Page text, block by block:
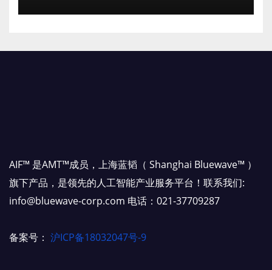
AIF™ 是AMT™成员，上海蓝韬（ Shanghai Bluewave™ ）
旗下产品，是领先的人工智能产业服务平台！联系我们:
info@bluewave-corp.com 电话：021-37709287
备案号： 沪ICP备18032047号-9